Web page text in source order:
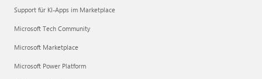
Support für KI-Apps im Marketplace
Microsoft Tech Community
Microsoft Marketplace
Microsoft Power Platform